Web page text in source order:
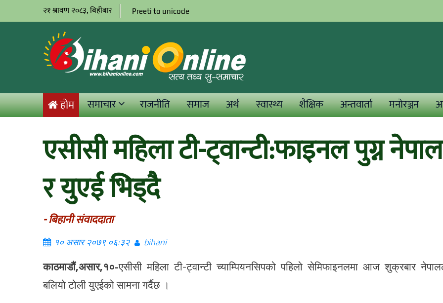
२१ श्रावण २०८३, बिहीबार Preeti to unicode
होम समाचार राजनीति समाज अर्थ स्वास्थ्य शैक्षिक अन्तवार्ता मनोरञ्जन
एसीसी महिला टी-ट्वान्टी:फाइनल पुग्न नेपाल
र युएई भिड्दै
- बिहानी संवाददाता
१० असार २०७९ ०६:३२ bihani
काठमाडौं,असार,१०-एसीसी महिला टी-ट्वान्टी च्याम्पियनसिपको पहिलो सेमिफाइनलमा आज शुक्रबार
बलियो टोली युएईको सामना गर्दैछ ।